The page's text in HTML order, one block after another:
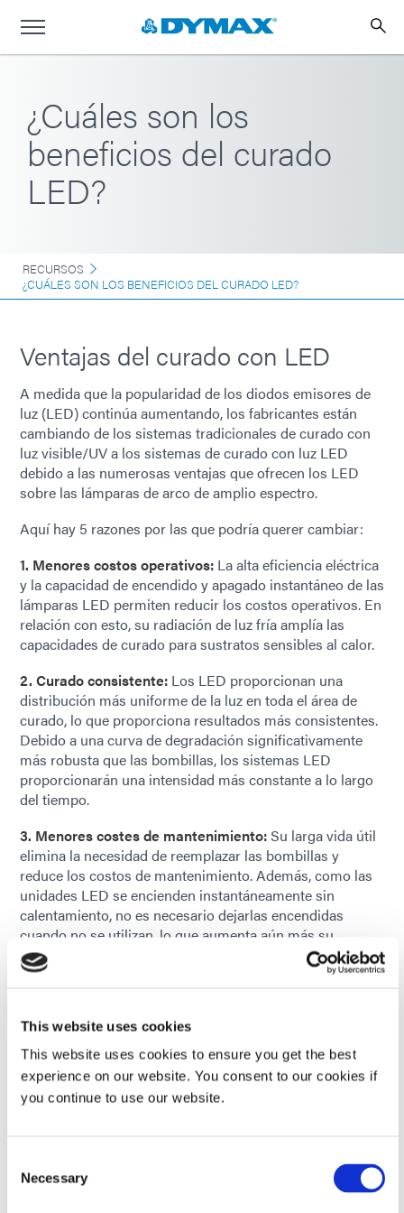
This website uses cookies
This website uses cookies to ensure you get the best
experience on our website. You consent to our cookies if
you continue to use our website.
Selection
Necessary
¿Cuáles son los
beneficios del curado
LED?
RECURSOS
¿CUÁLES SON LOS BENEFICIOS DEL CURADO LED?
Ventajas del curado con LED
A medida que la popularidad de los diodos emisores de
luz (LED) continúa aumentando, los fabricantes están
cambiando de los sistemas tradicionales de curado con
luz visible/UV a los sistemas de curado con luz LED
debido a las numerosas ventajas que ofrecen los LED
sobre las lámparas de arco de amplio espectro.
Aquí hay 5 razones por las que podría querer cambiar:
1. Menores costos operativos: La alta eficiencia eléctrica
y la capacidad de encendido y apagado instantáneo de las
lámparas LED permiten reducir los costos operativos. En
relación con esto, su radiación de luz fría amplía las
capacidades de curado para sustratos sensibles al calor.
2. Curado consistente: Los LED proporcionan una
distribución más uniforme de la luz en toda el área de
curado, lo que proporciona resultados más consistentes.
Debido a una curva de degradación significativamente
más robusta que las bombillas, los sistemas LED
proporcionarán una intensidad más constante a lo largo
del tiempo.
3. Menores costes de mantenimiento:Su larga vida útil
elimina la necesidad de reemplazar las bombillas y
reduce los costos de mantenimiento. Además, como las
unidades LED se encienden instantáneamente sin
calentamiento, no es necesario dejarlas encendidas
cuando no se utilizan, lo que aumenta aún más su
longevidad.
espectro, por lo que se reducen el tamaño y el coste del
sistema general de curado por luz.
5. Atributos respetuosos con el medio ambiente:Los
atributos “ecológicos” de los LED eliminan los riesgos de
mayor seguridad para el operador porque las unidades
LED pueden proporcionar longitudes de onda de energía